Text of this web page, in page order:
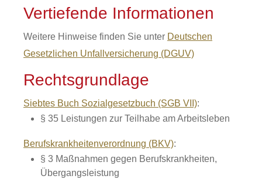
Vertiefende Informationen
Weitere Hinweise finden Sie unter Deutschen
Gesetzlichen Unfallversicherung (DGUV)
Rechtsgrundlage
Siebtes Buch Sozialgesetzbuch (SGB VII):
§ 35Leistungen zur Teilhabe am Arbeitsleben
Berufskrankheitenverordnung (BKV):
§ 3 Maßnahmen gegen Berufskrankheiten,
Übergangsleistung